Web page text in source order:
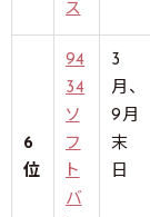
ス
6
位
94
34
ソ
フ
ト
バ
3
月、
9月
末
日